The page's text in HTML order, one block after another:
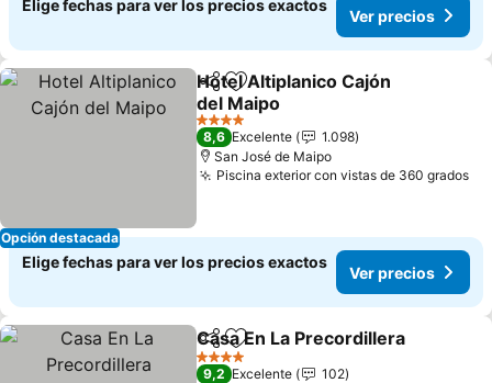
Elige fechas para ver los precios exactos
Ver precios
Opción destacada
CompartirAgregar a favoritos
Hotel Altiplanico Cajón
del Maipo
Ver precios
4 Estrellas
8,6 Excelente
1.098
San José de Maipo
Piscina exterior con vistas de 360 grados
Elige fechas para ver los precios exactos
Ver precios
CompartirAgregar a favoritos
Casa En La Precordillera
4 Estrellas
9,2 Excelente
102